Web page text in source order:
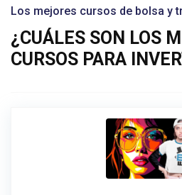
Los mejores cursos de bolsa y
¿CUÁLES SON LOS
CURSOS PARA